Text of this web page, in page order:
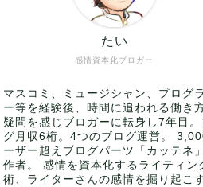
感情資本化ブロガー
たい
マスコミ、ミュージシャン、プログ
ー等を経験後、時間に追われる働き
疑問を感じブロガーに転身し7年目。
グ月収6桁。4つのブログ運営。
ーザー超えブログパーツ「カッテネ
作者。 感情を資本化するライティン
術、ライターさんの感情を掘り起こ